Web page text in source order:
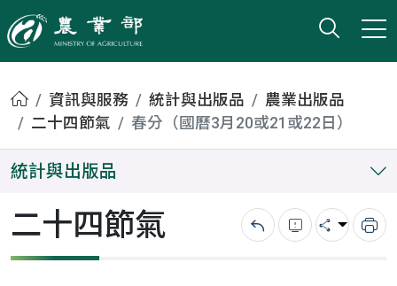
農業部
打開
小版
首頁資訊與服務 統計與出版品
農業出版品
二十四節氣
春分（國曆3月20或21或22日）
統計與出版品
二十四節氣 回上一頁錯誤回報
分享 列